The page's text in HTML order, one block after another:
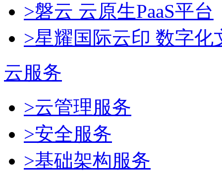
>磐云 云原生PaaS平台
>星耀国际云印 数字化
云服务
>云管理服务
>安全服务
>基础架构服务